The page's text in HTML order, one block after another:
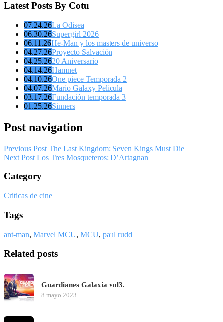
Latest Posts By Cotu
07.24.26La Odisea
06.30.26Supergirl 2026
06.11.26He-Man y los masters de universo
04.27.26Proyecto Salvación
04.25.2620 Aniversario
04.14.26Hamnet
04.10.26One piece Temporada 2
04.07.26Mario Galaxy Pelicula
03.17.26Fundación temporada 3
01.25.26Sinners
Post navigation
Previous Post The Last Kingdom: Seven Kings Must Die
Next Post Los Tres Mosqueteros: D’Artagnan
Category
Criticas de cine
Tags
ant-man, Marvel MCU, MCU, paul rudd
Related posts
Guardianes Galaxia vol3.
8 mayo 2023